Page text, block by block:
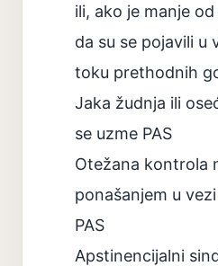
ili, ako je manje
da su se pojavili u
toku prethodnih
Jaka žudnja ili
se uzme PAS
Otežana kontrola
ponašanjem u
PAS
Apstinencijalni